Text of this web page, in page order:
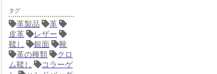
タグ
革製品
革
皮革
レザー
鞣し
銀面
靴
革の種類
クロ
ム鞣し
コラーゲ